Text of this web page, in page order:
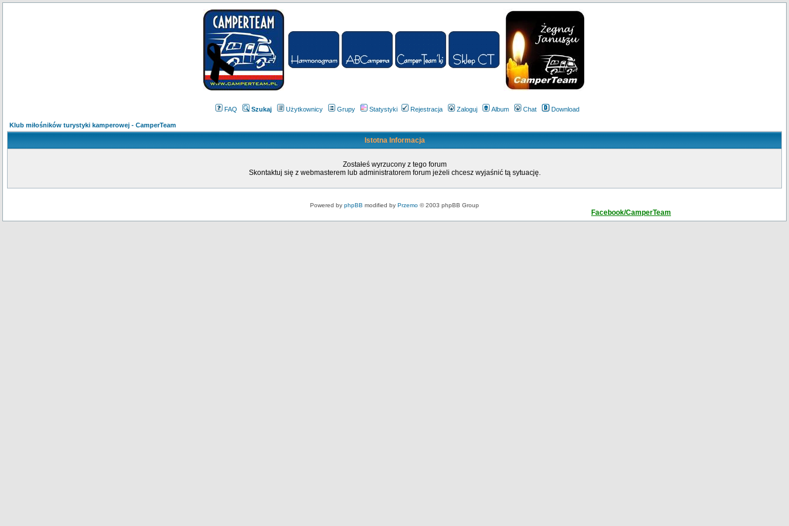
FAQ Szukaj Użytkownicy Grupy Statystyki Rejestracja Zaloguj Album Chat Download
Klub miłośników turystyki kamperowej - CamperTeam
Istotna Informacja
Zostałeś wyrzucony z tego forum
Skontaktuj się z webmasterem lub administratorem forum jeżeli chcesz wyjaśnić tą sytuację.
Powered by phpBB modified by Przemo © 2003 phpBB Group
Facebook/CamperTeam